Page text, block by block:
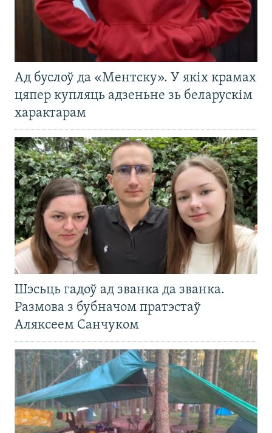
Ад буслоў да «Ментску». У якіх крамах
цяпер купляць адзеньне зь беларускім
характарам
Шэсьць гадоў ад званка да званка.
Размова з бубначом пратэстаў
Аляксеем Санчуком